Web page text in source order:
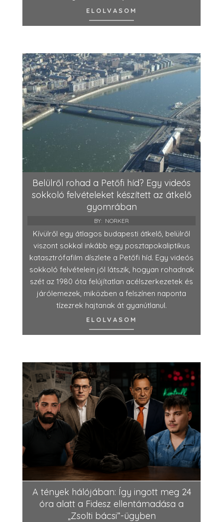
ELOLVASOM
Belülről rohad a Petőfi híd? Egy videós
sokkoló felvételeket készített az átkelő
gyomrában
BY: NORKER
Kívülről egy átlagos budapesti átkelő, belülről
viszont sokkal inkább egy posztapokaliptikus
katasztrófafilm díszlete a Petőfi híd. Egy videós
sokkoló felvételein jól látszik, hogyan rohadnak
szét az 1980 óta felújítatlan acélszerkezetek és
járólemezek, miközben a felszínen naponta
tízezrek hajtanak át gyanútlanul.
ELOLVASOM
A tények hálójában: Így ingott meg 24
óra alatt a Fidesz ellentámadása a
„Zsolti bácsi”-ügyben